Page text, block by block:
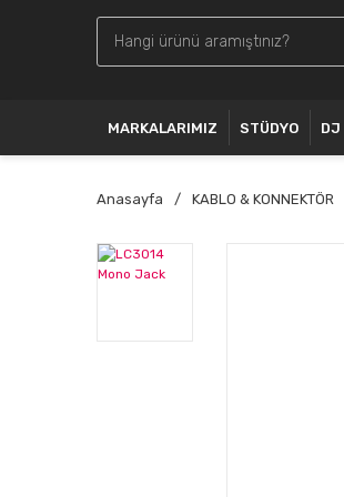
MARKALARIMIZ STÜDYO DJ
Anasayfa KABLO & KONNEKTÖR